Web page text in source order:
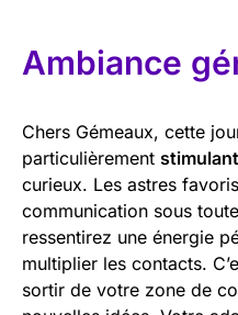
Ambiance
Chers Gémeaux, cette
particulièrement
curieux. Les astres
communication sous
ressentirez une énergie
multiplier les contacts.
sortir de votre zone de